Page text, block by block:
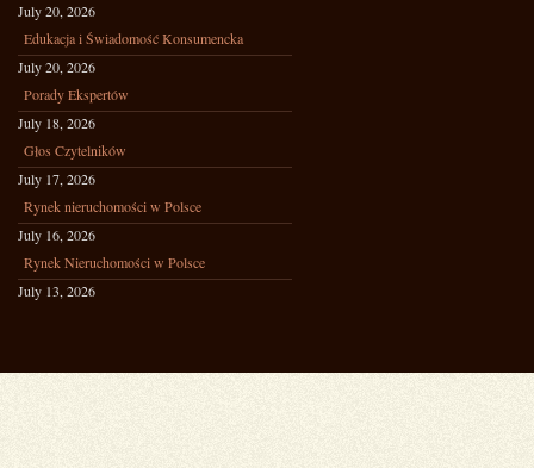
July 20, 2026
Edukacja i Świadomość Konsumencka
July 20, 2026
Porady Ekspertów
July 18, 2026
Głos Czytelników
July 17, 2026
Rynek nieruchomości w Polsce
July 16, 2026
Rynek Nieruchomości w Polsce
July 13, 2026